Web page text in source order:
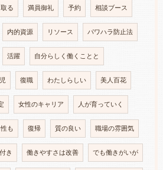
る 満員御礼 予約 相談ブース
内的資源 リソース パワハラ防止法
活躍 自分らしく働くことと
復職 わたしらしい 美人百花
女性のキャリア 人が育っていく
も 復帰 質の良い 職場の雰囲気
き 働きやすさは改善 でも働きがいが